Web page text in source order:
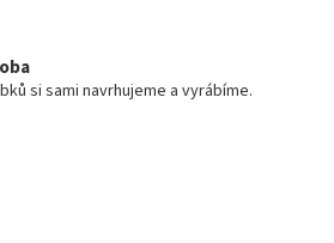
si sami navrhujeme a vyrábíme.